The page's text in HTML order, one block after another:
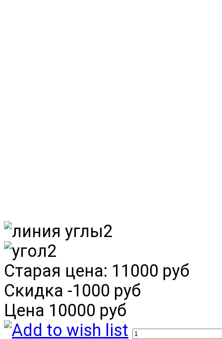
Старая цена: 11000 руб
Скидка -1000 руб
Цена 10000 руб